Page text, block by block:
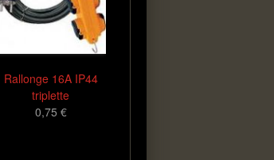
Rallonge 16A IP44
triplette
0,75 €